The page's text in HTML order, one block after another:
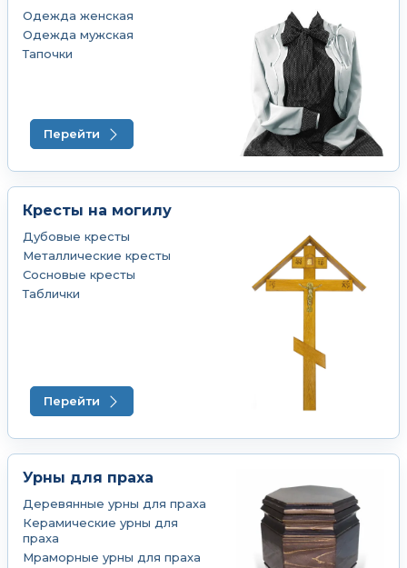
Одежда женская
Одежда мужская
Тапочки
Перейти
Кресты на могилу
Дубовые кресты
Металлические кресты
Сосновые кресты
Таблички
Перейти
Урны для праха
Деревянные урны для праха
Керамические урны для
праха
Мраморные урны для праха